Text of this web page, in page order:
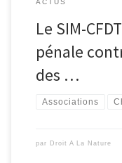
ACTUS
Le SIM-
pénale
des …
Associations
par Droit A La Nature